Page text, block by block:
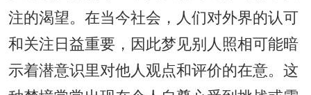
注的渴望。在当今社会，人们对外界的认可
和关注日益重要，因此梦见别人照相可能暗
示着潜意识里对他人观点和评价的在意。这